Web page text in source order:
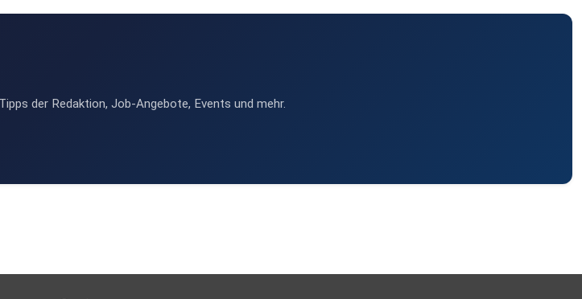
der Redaktion, Job-Angebote, Events und mehr.